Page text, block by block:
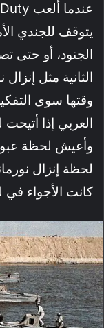
يتوقف للجندي
الجنود، أو حتى
الثانية مثل
وقتها سوى
العربي إذا
لحظة إنزال
كانت الأجواء في